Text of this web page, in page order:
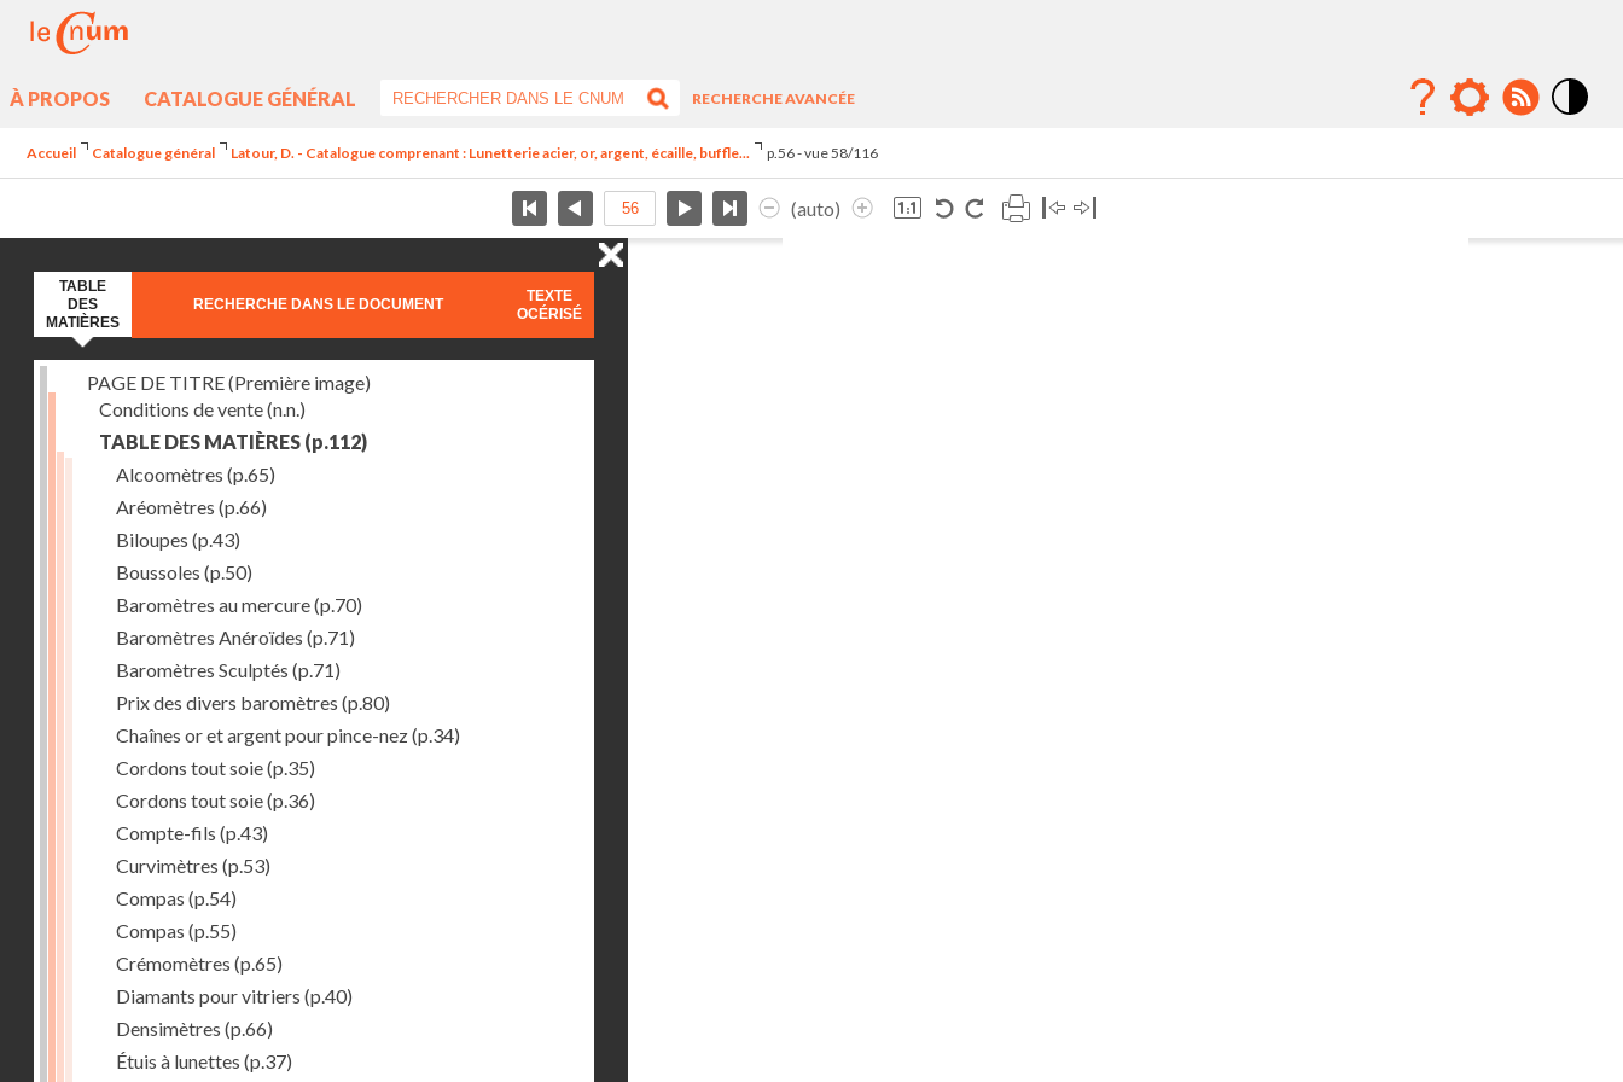
À PROPOS CATALOGUE GÉNÉRAL
RECHERCHE AVANCÉE
Accueil Catalogue général Latour, D. - Catalogue comprenant : Lunetterie acier, or, argent, écaille, buffle... p.56 - vue 58/116
(auto)
TABLE
DES
MATIÈRES
RECHERCHE DANS LE DOCUMENT
TEXTE
OCÉRISÉ
PAGE DE TITRE (Première image)
Conditions de vente(n.n.)
TABLE DES MATIÈRES (p.112)
Alcoomètres (p.65)
Aréomètres (p.66)
Biloupes (p.43)
Boussoles (p.50)
Baromètres au mercure(p.70)
Baromètres Anéroïdes (p.71)
Baromètres Sculptés (p.71)
Prix des divers baromètres (p.80)
Chaînes or et argent pour pince-nez(p.34)
Cordons tout soie(p.35)
Cordons tout soie(p.36)
Compte-fils (p.43)
Curvimètres (p.53)
Compas (p.54)
Compas (p.55)
Crémomètres (p.65)
Diamants pour vitriers (p.40)
Densimètres (p.66)
Étuis à lunettes (p.37)